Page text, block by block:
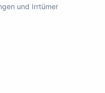
und Irrtümer